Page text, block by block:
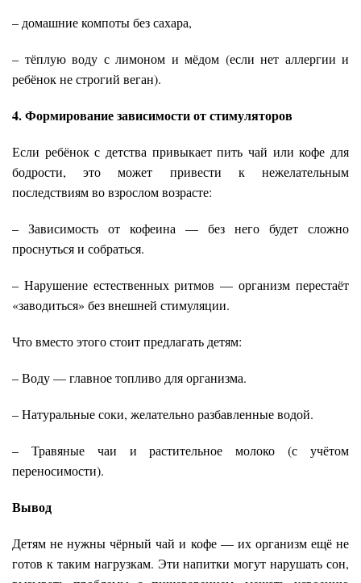
– домашние компоты без сахара,
– тёплую воду с лимоном и мёдом (если нет аллергии и
ребёнок не строгий веган).
4. Формирование зависимости от стимуляторов
Если ребёнок с детства привыкает пить чай или кофе для
бодрости, это может привести к нежелательным
последствиям во взрослом возрасте:
– Зависимость от кофеина — без него будет сложно
проснуться и собраться.
– Нарушение естественных ритмов — организм перестаёт
«заводиться» без внешней стимуляции.
Что вместо этого стоит предлагать детям:
– Воду — главное топливо для организма.
– Натуральные соки, желательно разбавленные водой.
– Травяные чаи и растительное молоко (с учётом
переносимости).
Вывод
Детям не нужны чёрный чай и кофе — их организм ещё не
готов к таким нагрузкам. Эти напитки могут нарушать сон,